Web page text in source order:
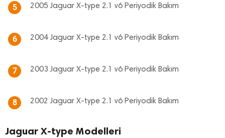
5 2005 Jaguar X-type 2.1 v6 Periyodik Bakım
6 2004 Jaguar X-type 2.1 v6 Periyodik Bakım
7 2003 Jaguar X-type 2.1 v6 Periyodik Bakım
8 2002 Jaguar X-type 2.1 v6 Periyodik Bakım
Jaguar X-type Modelleri